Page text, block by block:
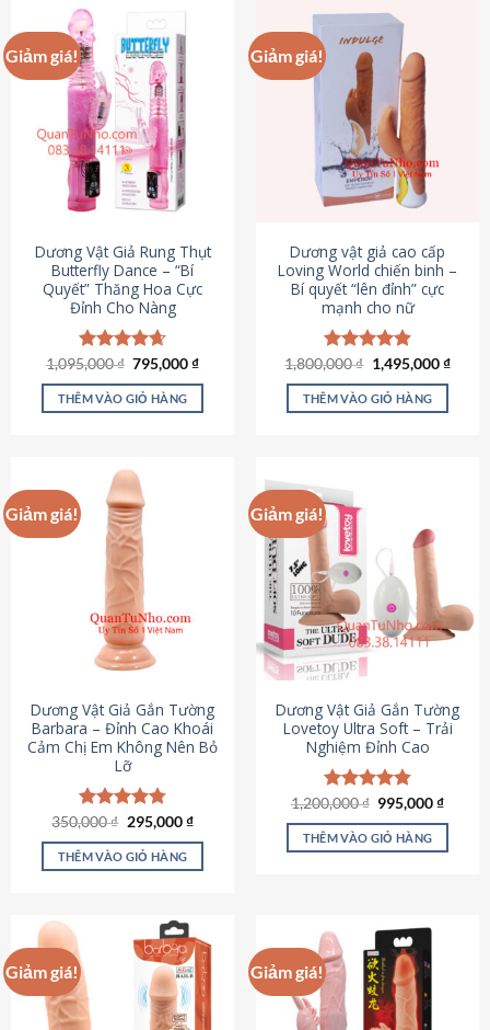
Giảm giá!
Dương Vật Giả Rung Thụt
Butterfly Dance – “Bí
Quyết” Thăng Hoa Cực
Đỉnh Cho Nàng
Được xếp
hạng4.65
5 sao
1,095,000₫ Giá
là:
1,095,000 ₫.
795,000₫Giá
tại
THÊM VÀO GIỎ HÀNG
Giảm giá!
Dương vật giả cao cấp
Loving World chiến binh –
Bí quyết “lên đỉnh” cực
mạnh cho nữ
Được xếp
hạng4.89
5 sao
1,800,000₫ Giá
gốc
là:
1,800,000 ₫.
1,495,000₫Giá
THÊM VÀO GIỎ HÀNG
Giảm giá!
Dương Vật Giả Gắn Tường
Barbara – Đỉnh Cao Khoái
Cảm Chị Em Không Nên Bỏ
Lỡ
Được xếp
hạng4.79
5 sao
350,000₫ Giá
là:
350,000 ₫.
295,000₫Giá
tại
THÊM VÀO GIỎ HÀNG
Giảm giá!
Dương Vật Giả Gắn Tường
Lovetoy Ultra Soft – Trải
Nghiệm Đỉnh Cao
Được xếp
hạng4.82
5 sao
1,200,000₫ Giá
là:
1,200,000 ₫.
995,000₫Giá
tại
THÊM VÀO GIỎ HÀNG
Giảm giá! Giảm giá!